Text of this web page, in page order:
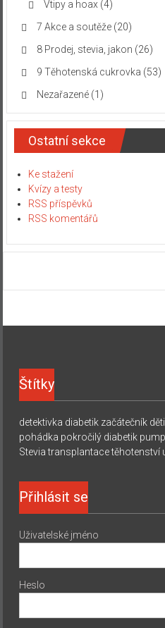
Vtipy a hoax(4)
7 Akce a soutěže(20)
8 Prodej, stevia, jakon (26)
9 Těhotenská cukrovka (53)
Nezařazené(1)
Ostatní sekce
Ke stažení
Kvízy a testy
RSS příspěvků
RSS komentářů
Štítky
detektivka diabetik začátečník děti
pohádka pokročilý diabetik
Stevia transplantace těhotenství
Přihlásit se
Uživatelské jméno
Heslo